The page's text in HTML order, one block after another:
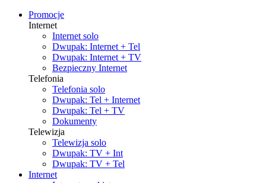
Promocje
Internet
Internet solo
Dwupak: Internet + Tel
Dwupak: Internet + TV
Bezpieczny Internet
Telefonia
Telefonia solo
Dwupak: Tel + Internet
Dwupak: Tel + TV
Dokumenty
Telewizja
Telewizja solo
Dwupak: TV + Int
Dwupak: TV + Tel
Internet